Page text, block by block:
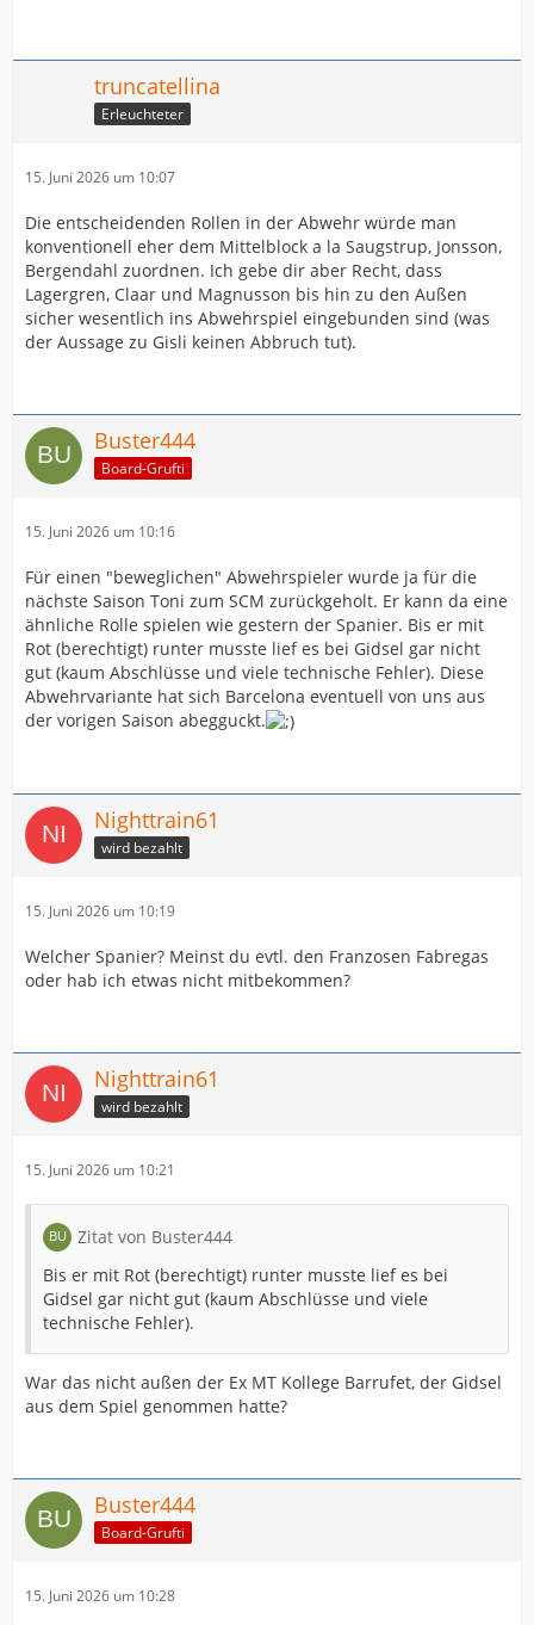
truncatellina
Erleuchteter
15. Juni 2026 um 10:07
Die entscheidenden Rollen in der Abwehr würde man
konventionell eher dem Mittelblock a la Saugstrup, Jonsson,
Bergendahl zuordnen. Ich gebe dir aber Recht, dass
Lagergren, Claar und Magnusson bis hin zu den Außen
sicher wesentlich ins Abwehrspiel eingebunden sind (was
der Aussage zu Gisli keinen Abbruch tut).
Buster444
Board-Grufti
15. Juni 2026 um 10:16
Für einen "beweglichen" Abwehrspieler wurde ja für die
nächste Saison Toni zum SCM zurückgeholt. Er kann da eine
ähnliche Rolle spielen wie gestern der Spanier. Bis er mit
Rot (berechtigt) runter musste lief es bei Gidsel gar nicht
gut (kaum Abschlüsse und viele technische Fehler). Diese
Abwehrvariante hat sich Barcelona eventuell von uns aus
der vorigen Saison abegguckt.
Nighttrain61
wird bezahlt
15. Juni 2026 um 10:19
Welcher Spanier? Meinst du evtl. den Franzosen Fabregas
oder hab ich etwas nicht mitbekommen?
Nighttrain61
wird bezahlt
15. Juni 2026 um 10:21
Zitat von Buster444
Bis er mit Rot (berechtigt) runter musste lief es bei
Gidsel gar nicht gut (kaum Abschlüsse und viele
technische Fehler).
War das nicht außen der Ex MT Kollege Barrufet, der Gidsel
aus dem Spiel genommen hatte?
Buster444
Board-Grufti
15. Juni 2026 um 10:28